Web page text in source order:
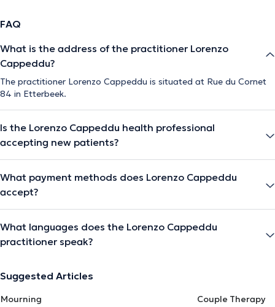
FAQ
What is the address of the practitioner Lorenzo
Cappeddu?
The practitioner Lorenzo Cappeddu is situated at Rue du Cornet
84 in Etterbeek.
Is the Lorenzo Cappeddu health professional
accepting new patients?
What payment methods does Lorenzo Cappeddu
accept?
What languages does the Lorenzo Cappeddu
practitioner speak?
Suggested Articles
Mourning
Couple Therapy